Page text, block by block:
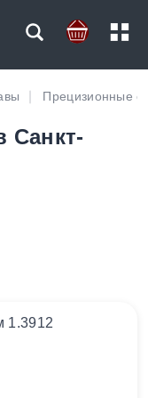
Прецизионные
Санкт-
1.3912